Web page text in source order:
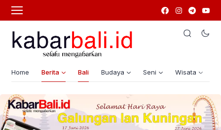
Home Berita Bali Budaya Seni Wisata